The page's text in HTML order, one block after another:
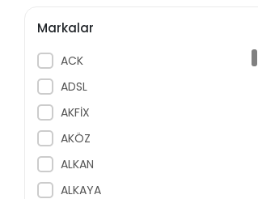
Markalar
ACK
ADSL
AKFİX
AKÖZ
ALKAN
ALKAYA